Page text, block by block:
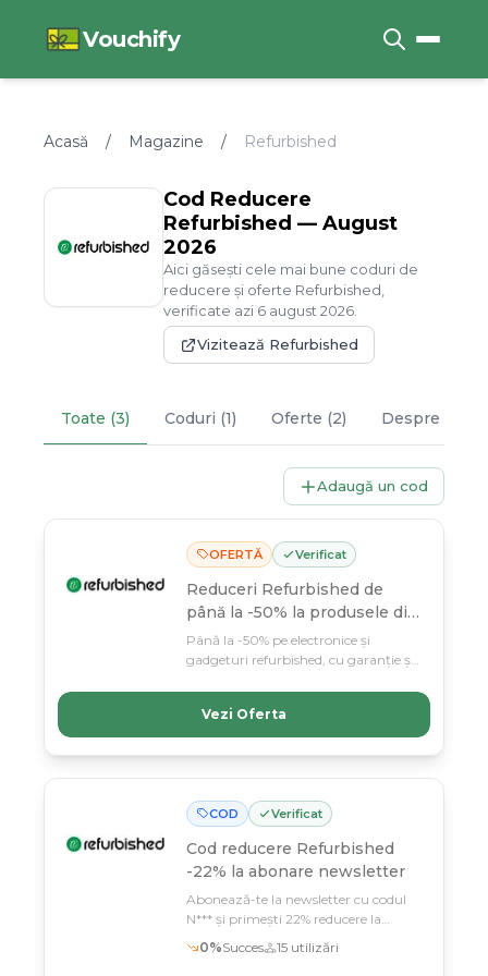
Vouchify
Acasă / Magazine / Refurbished
Cod Reducere
Refurbished — August
2026
Aici găsești cele mai bune coduri de
reducere și oferte Refurbished
verificate azi 6 august 2026
Vizitează Refurbished
Toate (3) Coduri (1) Oferte (2) Despre
Adaugă un cod
OFERTĂ Verificat
Reduceri Refurbished de
până la -50% la produsele din
selecție
Până la -50% pe electronice și
gadgeturi refurbished, cu garanție și
limitata la preturi de nerefuzat!
Vezi Oferta
COD Verificat
Cod reducere Refurbished
-22% la abonare newsletter
Abonează-te la newsletter cu codul
N*** și primești 22% reducere la
produsele refurbished
0%Succes 15 utilizări